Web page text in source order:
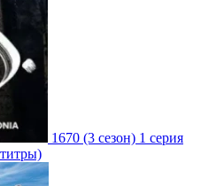
1670 (3 сезон) 1 серия